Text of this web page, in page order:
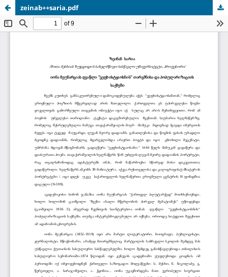
zeinab++saria.pdf